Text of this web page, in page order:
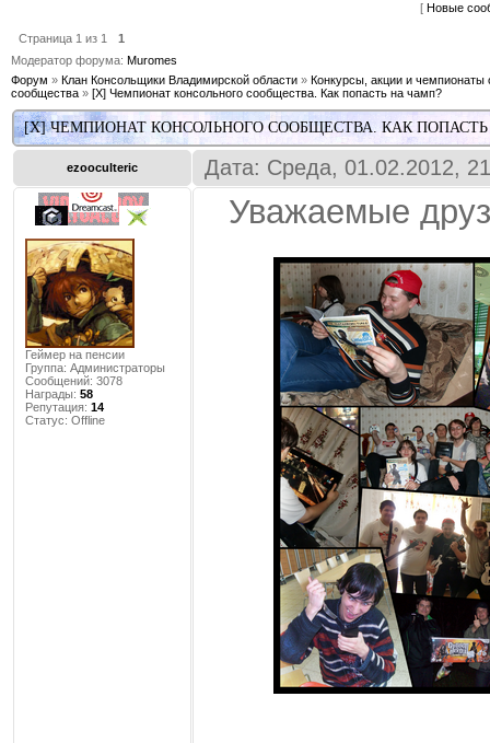
[ Новые
Страница 1 из 1
1
Модератор форума: Muromes
Форум » Клан Консольщики Владимирской области » Конкурсы, акции и чемпионаты
сообщества » [X] Чемпионат консольного сообщества. Как попасть на чамп?
[X] ЧЕМПИОНАТ КОНСОЛЬНОГО СООБЩЕСТВА. КАК
ezooculteric Дата: Среда, 01.02.2012,
Геймер на пенсии
Группа: Администраторы
Сообщений: 3078
Награды: 58
Репутация: 14
Статус: Offline
Уважаемые